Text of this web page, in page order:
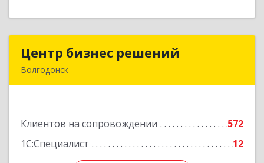
Центр бизнес решений
Волгодонск
Клиентов на сопровождении
572
1С:Специалист
12
Центр бизнес решений
Подробнее